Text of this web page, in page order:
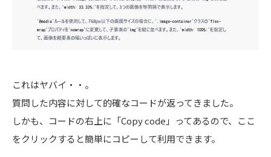
これはヤバイ・・。
質問した内容に対して的確なコードが返ってきました。
しかも、コードの右上に「Copy code」ってあるので、ここ
をクリックすると簡単にコピーして利用できます。